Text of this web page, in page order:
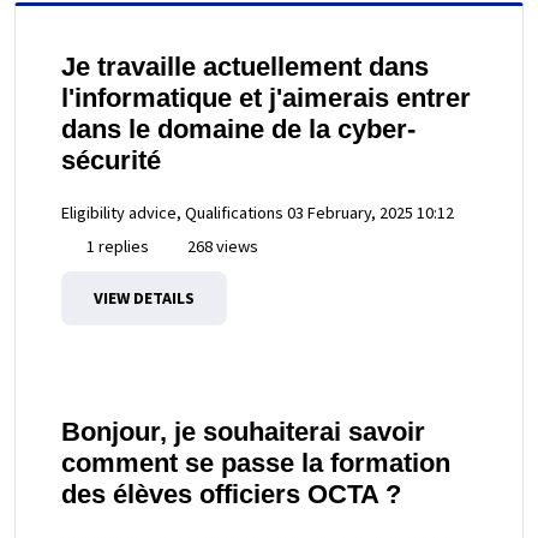
Je travaille actuellement dans
l'informatique et j'aimerais entrer
dans le domaine de la cyber-
sécurité
Eligibility advice, Qualifications 03 February, 2025 10:12
1 replies
268 views
VIEW DETAILS
Bonjour, je souhaiterai savoir
comment se passe la formation
des élèves officiers OCTA ?